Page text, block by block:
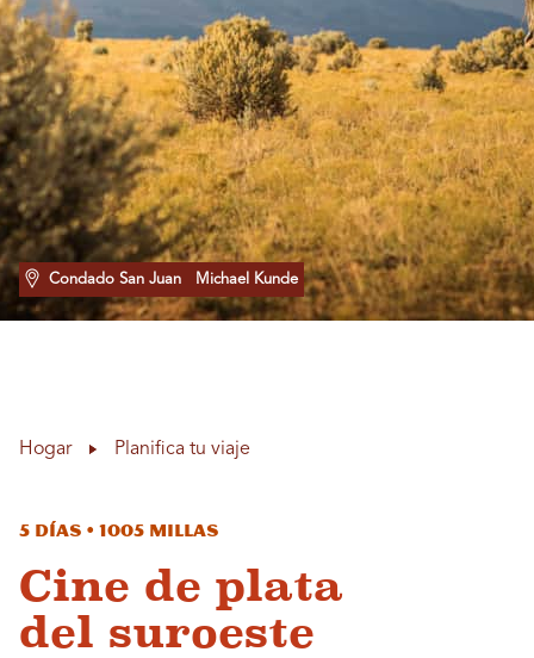
Condado San Juan Michael Kunde
Hogar Planifica tu viaje
5 días • 1005 millas
Cine de plata
del suroeste